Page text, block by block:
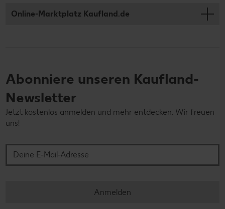
Online-Marktplatz Kaufland.de
Abonniere unseren Kaufland-
Newsletter
Jetzt kostenlos anmelden und mehr entdecken. Wir freuen
uns!
Anmelden